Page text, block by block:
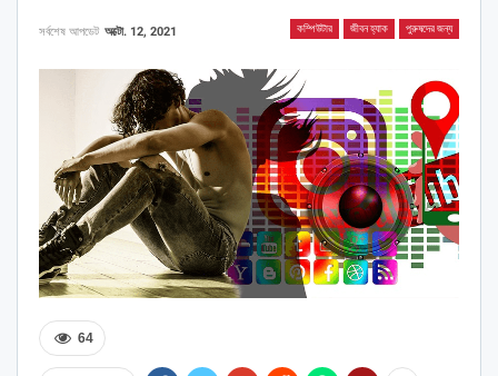
কম্পিউটার জীবন হ্যাক পুরুষদের জন্য
সর্বশেষ আপডেট অক্টো. 12, 2021
64